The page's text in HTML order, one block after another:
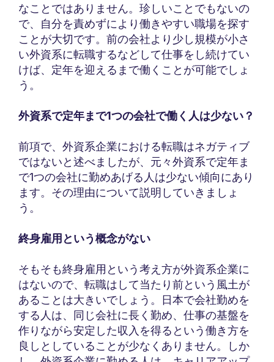
なことではありません。珍しいことでもないの
で、自分を責めずにより働きやすい職場を探す
ことが大切です。前の会社より少し規模が小さ
い外資系に転職するなどして仕事をし続けてい
けば、定年を迎えるまで働くことが可能でしょ
う。
外資系で定年まで1つの会社で働く人は少ない？
前項で、外資系企業における転職はネガティブ
ではないと述べましたが、元々外資系で定年ま
で1つの会社に勤めあげる人は少ない傾向にあり
ます。その理由について説明していきましょ
う。
終身雇用という概念がない
そもそも終身雇用という考え方が外資系企業に
はないので、転職はして当たり前という風土が
あることは大きいでしょう。日本で会社勤めを
する人は、同じ会社に長く勤め、仕事の基盤を
作りながら安定した収入を得るという働き方を
良しとしていることが少なくありません。しか